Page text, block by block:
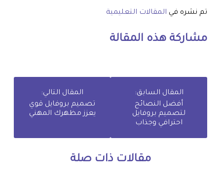
تم نشره في المقالات التعليمية
مشاركة هذه المقالة
المقال السابق:
أفضل النصائح
لتصميم بروفايل
احترافي وجذاب
المقال التالي:
تصميم بروفايل قوي
يعزز مظهرك المهني
مقالات ذات صلة